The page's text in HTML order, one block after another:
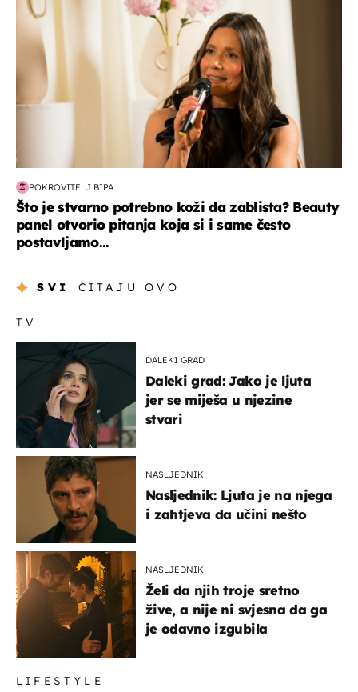
POKROVITELJ BIPA
Što je stvarno potrebno koži da zablista? Beauty
panel otvorio pitanja koja si i same često
postavljamo...
SVI ČITAJU OVO
TV
DALEKI GRAD
Daleki grad: Jako je ljuta
jer se miješa u njezine
stvari
NASLJEDNIK
Nasljednik: Ljuta je na njega
i zahtjeva da učini nešto
NASLJEDNIK
Želi da njih troje sretno
žive, a nije ni svjesna da ga
je odavno izgubila
LIFESTYLE